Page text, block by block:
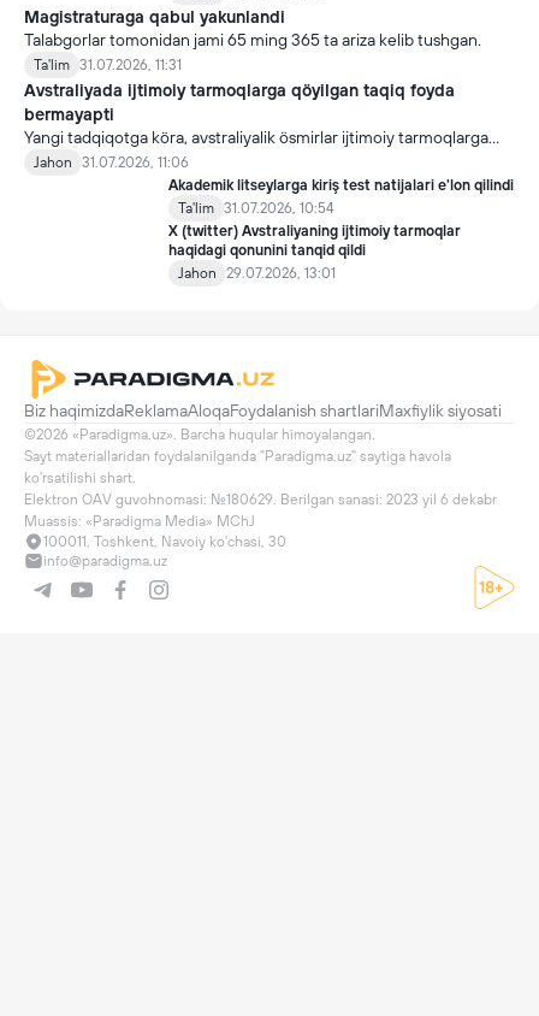
Magistraturaga qabul yakunlandi
Talabgorlar tomonidan jami 65 ming 365 ta ariza kelib tushgan.
Ta'lim 31.07.2026, 11:31
Avstraliyada ijtimoiy tarmoqlarga qöyilgan taqiq foyda
bermayapti
Yangi tadqiqotga köra, avstraliyalik ösmirlar ijtimoiy tarmoqlarga
qöyilgan taqiqdan söng ham ulardan foydalanmoqda.
Jahon
31.07.2026, 11:06
Akademik litseylarga kiriş test natijalari e'lon qilindi
Ta'lim 31.07.2026, 10:54
X (twitter) Avstraliyaning ijtimoiy tarmoqlar
haqidagi qonunini tanqid qildi
Jahon
29.07.2026, 13:01
Biz haqimizdaReklamaAloqaFoydalanish shartlariMaxfiylik siyosati
©2026 «Paradigma.uz». Barcha huqular himoyalangan.
Sayt materiallaridan foydalanilganda "Paradigma.uz" saytiga havola
ko'rsatilishi shart.
Elektron OAV guvohnomasi: №180629. Berilgan sanasi: 2023 yil 6 dekabr
Muassis: «Paradigma Media» MChJ
100011, Toshkent, Navoiy ko'chasi, 30
info@paradigma.uz